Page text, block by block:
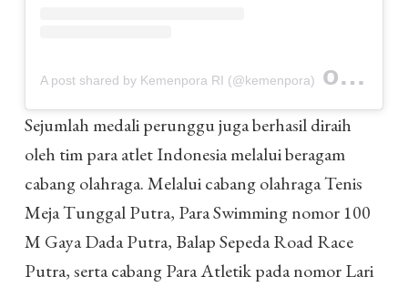
A post shared by Kemenpora RI (@kemenpora) on Oct 9,
Sejumlah medali perunggu juga berhasil diraih
oleh tim para atlet Indonesia melalui beragam
cabang olahraga. Melalui cabang olahraga Tenis
Meja Tunggal Putra, Para Swimming nomor 100
M Gaya Dada Putra, Balap Sepeda Road Race
Putra, serta cabang Para Atletik pada nomor Lari